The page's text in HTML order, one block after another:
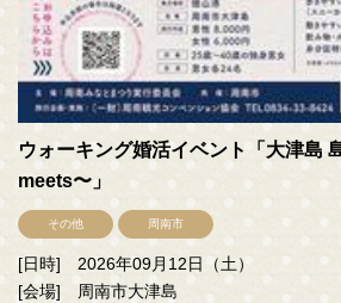
ウォーキング婚活イベント「大津島
meets〜」
その他 周南市
[日時] 2026年09月12日（土）
[会場] 周南市大津島